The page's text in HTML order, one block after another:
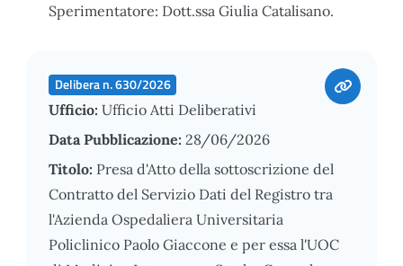
Sperimentatore: Dott.ssa Giulia Catalisano.
Delibera n. 630/2026
Ufficio: Ufficio Atti Deliberativi
Data Pubblicazione: 28/06/2026
Titolo: Presa d'Atto della sottoscrizione del
Contratto del Servizio Dati del Registro tra
l'Azienda Ospedaliera Universitaria
Policlinico Paolo Giaccone e per essa l'UOC